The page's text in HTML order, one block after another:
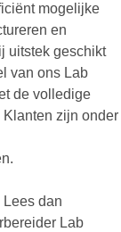
mogelijke
en
uitstek geschikt
van ons Lab
de volledige
zijn onder
dan
Lab